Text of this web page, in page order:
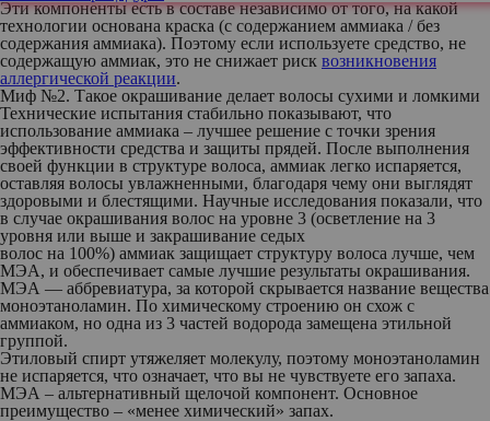
Эти компоненты есть в составе независимо от того, на какой
технологии основана краска (с содержанием аммиака / без
содержания аммиака). Поэтому если используете средство, не
содержащую аммиак, это не снижает риск возникновения
аллергической реакции.
Миф №2. Такое окрашивание делает волосы сухими и ломкими
Технические испытания стабильно показывают, что
использование аммиака – лучшее решение с точки зрения
эффективности средства и защиты прядей. После выполнения
своей функции в структуре волоса, аммиак легко испаряется,
оставляя волосы увлажненными, благодаря чему они выглядят
здоровыми и блестящими. Научные исследования показали, что
в случае окрашивания волос на уровне 3 (осветление на 3
уровня или выше и закрашивание седых
волос на 100%) аммиак защищает структуру волоса лучше, чем
МЭА, и обеспечивает самые лучшие результаты окрашивания.
МЭА — аббревиатура, за которой скрывается название вещества
моноэтаноламин. По химическому строению он схож с
аммиаком, но одна из 3 частей водорода замещена этильной
группой.
Этиловый спирт утяжеляет молекулу, поэтому моноэтаноламин
не испаряется, что означает, что вы не чувствуете его запаха.
МЭА – альтернативный щелочой компонент. Основное
преимущество – «менее химический» запах.